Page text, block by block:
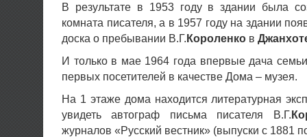
В результате в 1953 году в здании была
комната писателя, а в 1957 году на здании
доска о пребывании В.Г.Короленко в
И только в мае 1964 года впервые дача
первых посетителей в качестве Дома – музея.
На 1 этаже дома находится литературная
увидеть автограф письма писателя В.Г.
журналов «Русский вестник» (выпуски с 1881